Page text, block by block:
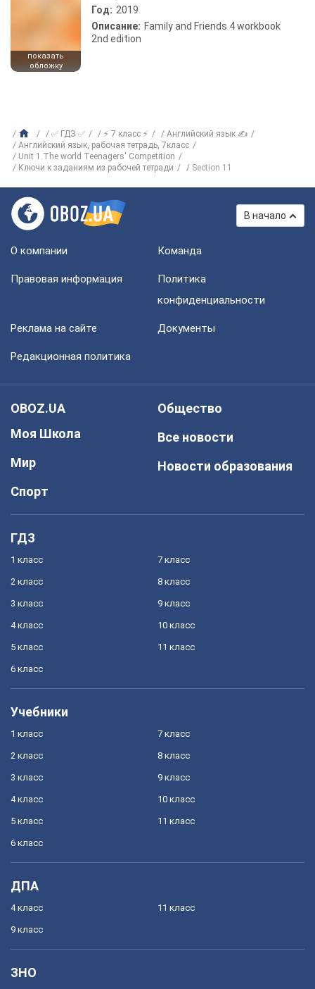
показать
обложку
Год: 2019
Описание: Family and Friends 4 workbook
2nd edition
✅ ГДЗ ✅ ⚡ 7 класс ⚡
Английский язык ✍
Английский язык, рабочая тетрадь, 7класс
Unit 1.The world Teenagers' Competition
Ключи к заданиям из рабочей тетради
Section 11
В начало
О компании Команда
Правовая информация
Политика
конфиденциальности
Реклама на сайте Документы
Редакционная политика
OBOZ.UA
Моя Школа
Мир
Спорт
Общество
Все новости
Новости образования
ГДЗ
1 класс
2 класс
3 класс
4 класс
5 класс
6 класс
7 класс
8 класс
9 класс
10 класс
11 класс
Учебники
1 класс
2 класс
3 класс
4 класс
5 класс
6 класс
7 класс
8 класс
9 класс
10 класс
11 класс
ДПА
4 класс
9 класс
11 класс
ЗНО